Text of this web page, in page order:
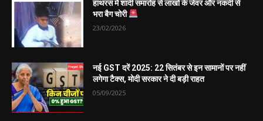
हाथरस में शादी समारोह से लाखों के जेवर और नकदी से
भरा बैग चोरी
23/02/2026
नई GST दरें 2025: 22 सितंबर से इन सामानों पर नहीं
लगेगा टैक्स, मोदी सरकार ने दी बड़ी राहत
05/09/2025